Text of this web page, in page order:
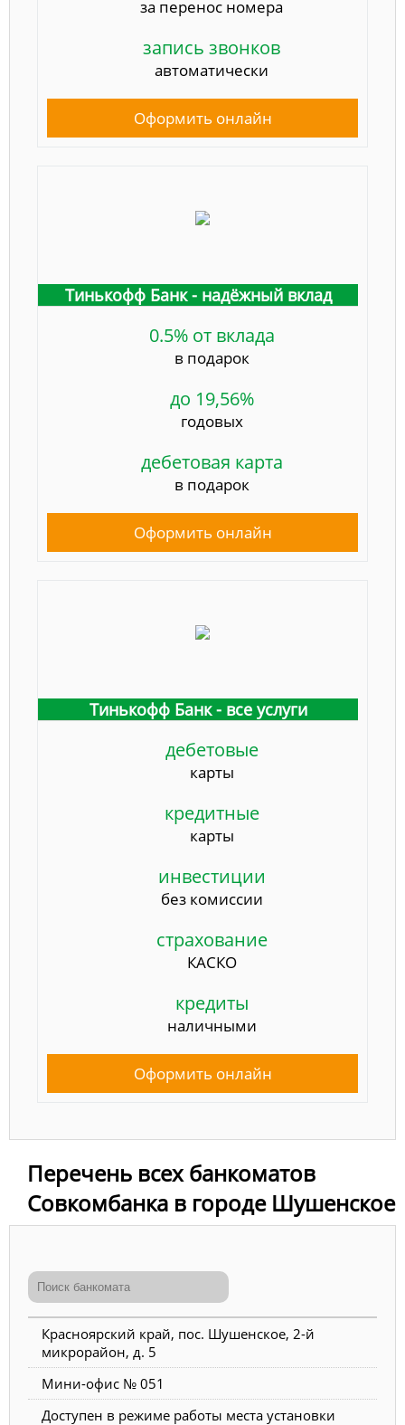
за перенос номера
запись звонков
автоматически
Оформить онлайн
Тинькофф Банк - надёжный вклад
0.5% от вклада
в подарок
до 19,56%
годовых
дебетовая карта
в подарок
Оформить онлайн
Тинькофф Банк - все услуги
дебетовые
карты
кредитные
карты
инвестиции
без комиссии
страхование
КАСКО
кредиты
наличными
Оформить онлайн
Перечень всех банкоматов
Совкомбанка в городе Шушенское
Красноярский край, пос. Шушенское, 2-й
микрорайон, д. 5
Мини-офис № 051
Доступен в режиме работы места установки